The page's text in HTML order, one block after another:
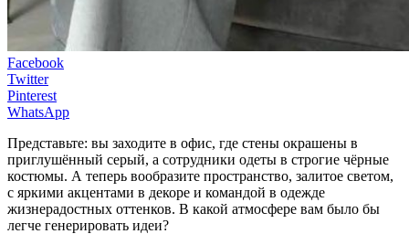
Facebook
Twitter
Pinterest
WhatsApp
Представьте: вы заходите в офис, где стены окрашены в
приглушённый серый, а сотрудники одеты в строгие чёрные
костюмы. А теперь вообразите пространство, залитое светом,
с яркими акцентами в декоре и командой в одежде
жизнерадостных оттенков. В какой атмосфере вам было бы
легче генерировать идеи?